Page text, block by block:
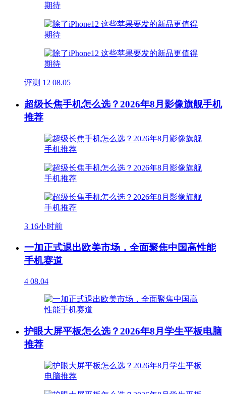
评测 12 08.05
超级长焦手机怎么选？2026年8月影像旗舰手机
推荐
3 16小时前
一加正式退出欧美市场，全面聚焦中国高性能
手机赛道
4 08.04
护眼大屏平板怎么选？2026年8月学生平板电脑
推荐